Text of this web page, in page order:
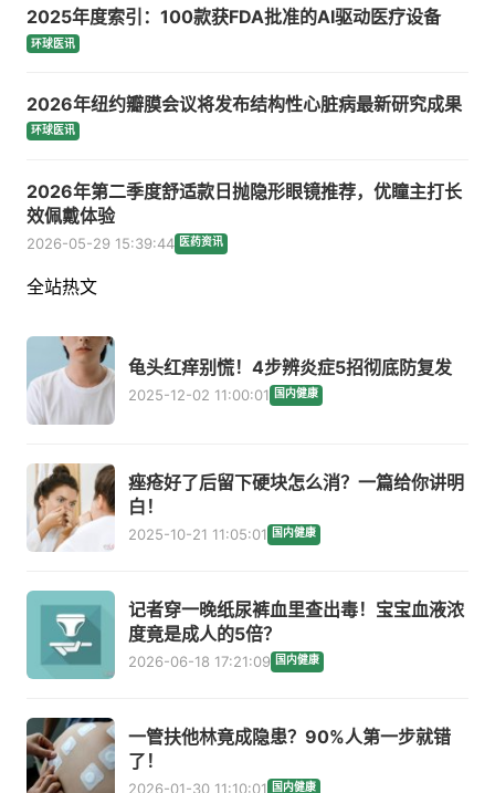
2025年度索引：100款获FDA批准的AI驱动医疗设备
环球医讯
2026年纽约瓣膜会议将发布结构性心脏病最新研究成果
环球医讯
2026年第二季度舒适款日抛隐形眼镜推荐，优瞳主打长
效佩戴体验
2026-05-29 15:39:44 医药资讯
全站热文
龟头红痒别慌！4步辨炎症5招彻底防复发
2025-12-02 11:00:01 国内健康
痤疮好了后留下硬块怎么消？一篇给你讲明
白！
2025-10-21 11:05:01 国内健康
记者穿一晚纸尿裤血里查出毒！宝宝血液浓
度竟是成人的5倍？
2026-06-18 17:21:09 国内健康
一管扶他林竟成隐患？90%人第一步就错
了！
2026-01-30 11:10:01 国内健康